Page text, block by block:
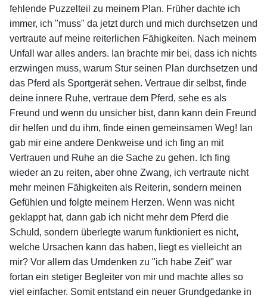
fehlende Puzzelteil zu meinem Plan. Früher dachte ich
immer, ich "muss" da jetzt durch und mich durchsetzen und
vertraute auf meine reiterlichen Fähigkeiten. Nach meinem
Unfall war alles anders. Ian brachte mir bei, dass ich nichts
erzwingen muss, warum Stur seinen Plan durchsetzen und
das Pferd als Sportgerät sehen. Vertraue dir selbst, finde
deine innere Ruhe, vertraue dem Pferd, sehe es als
Freund und wenn du unsicher bist, dann kann dein Freund
dir helfen und du ihm, finde einen gemeinsamen Weg! Ian
gab mir eine andere Denkweise und ich fing an mit
Vertrauen und Ruhe an die Sache zu gehen. Ich fing
wieder an zu reiten, aber ohne Zwang, ich vertraute nicht
mehr meinen Fähigkeiten als Reiterin, sondern meinen
Gefühlen und folgte meinem Herzen. Wenn was nicht
geklappt hat, dann gab ich nicht mehr dem Pferd die
Schuld, sondern überlegte warum funktioniert es nicht,
welche Ursachen kann das haben, liegt es vielleicht an
mir? Vor allem das Umdenken zu "ich habe Zeit" war
fortan ein stetiger Begleiter von mir und machte alles so
viel einfacher. Somit entstand ein neuer Grundgedanke in